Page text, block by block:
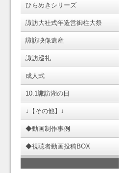
ひらめきシリーズ
諏訪大社式年造営御柱大祭
諏訪映像遺産
諏訪巡礼
成人式
10.1諏訪湖の日
↓【その他】↓
◆動画制作事例
◆視聴者動画投稿BOX